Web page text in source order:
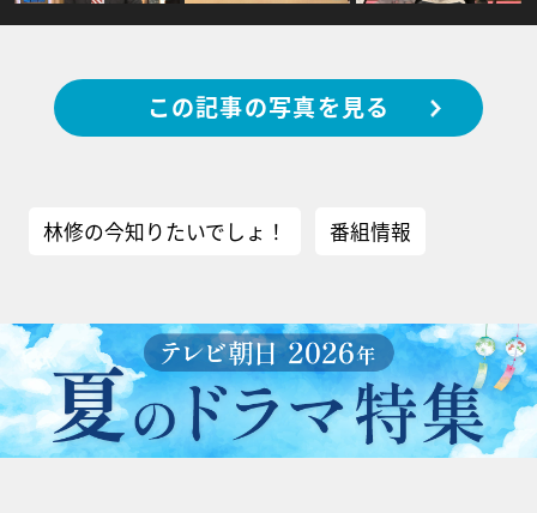
この記事の写真を見る
林修の今知りたいでしょ！ 番組情報